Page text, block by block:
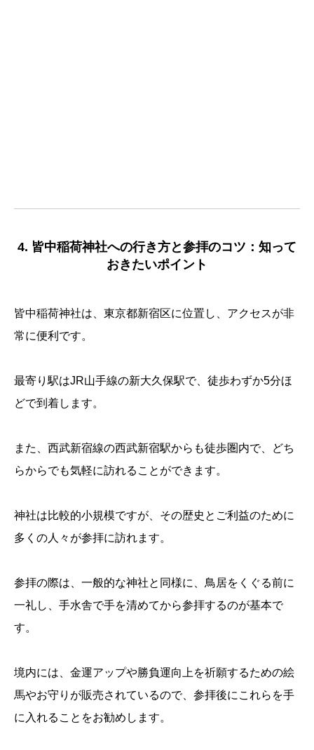
4. 皆中稲荷神社への行き方と参拝のコツ：知って
おきたいポイント
皆中稲荷神社は、東京都新宿区に位置し、アクセスが非
常に便利です。
最寄り駅はJR山手線の新大久保駅で、徒歩わずか5分ほ
どで到着します。
また、西武新宿線の西武新宿駅からも徒歩圏内で、どち
らからでも気軽に訪れることができます。
神社は比較的小規模ですが、その歴史とご利益のために
多くの人々が参拝に訪れます。
参拝の際は、一般的な神社と同様に、鳥居をくぐる前に
一礼し、手水舎で手を清めてから参拝するのが基本で
す。
境内には、金運アップや勝負運向上を祈願するための絵
馬やお守りが販売されているので、参拝後にこれらを手
に入れることをお勧めします。